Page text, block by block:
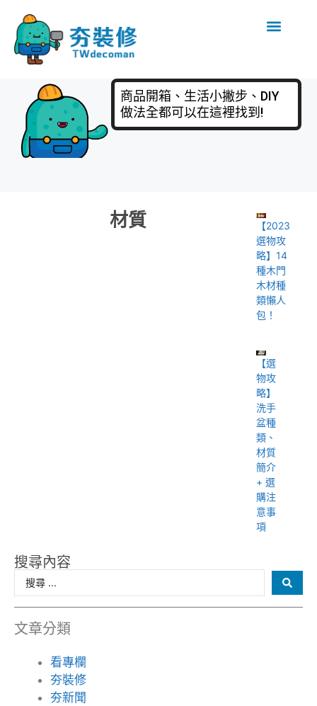
商品開箱、生活小撇步、DIY
做法全都可以在這裡找到!
材質
【2023
選物攻
略】14
種木門
木材種
類懶人
包！
【選
物攻
略】
洗手
盆種
類、
材質
簡介
+ 選
購注
意事
項
搜尋內容
文章分類
看專欄
夯裝修
夯新聞